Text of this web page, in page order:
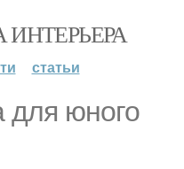
статьи
для юного